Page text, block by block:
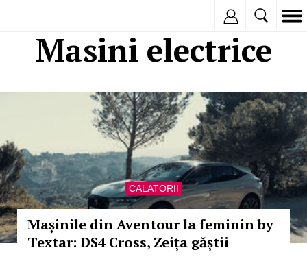
Masini electrice
CALATORII
Mașinile din Aventour la feminin by
Textar: DS4 Cross, Zeița găștii